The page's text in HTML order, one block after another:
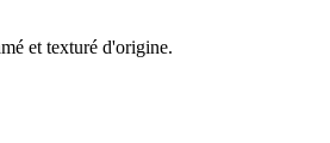
et texturé d'origine.